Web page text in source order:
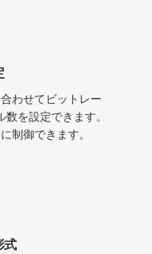
わせてビットレー
を設定できます。
制御できます。
式